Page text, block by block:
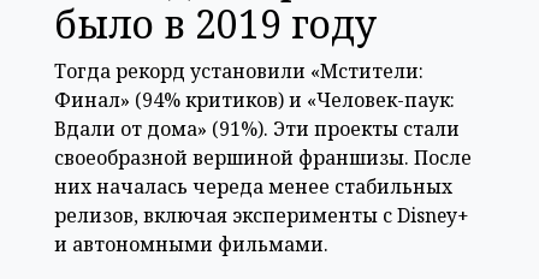
было в 2019 году
Тогда рекорд установили «Мстители:
Финал» (94% критиков) и «Человек-паук:
Вдали от дома» (91%). Эти проекты стали
своеобразной вершиной франшизы. После
них началась череда менее стабильных
релизов, включая эксперименты с Disney+
и автономными фильмами.